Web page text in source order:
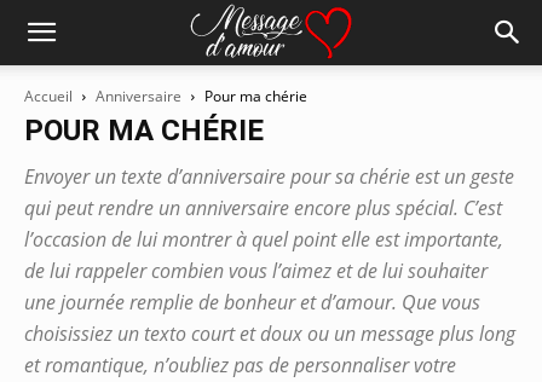
Accueil Anniversaire Pour ma chérie
POUR MA CHÉRIE
Envoyer un texte d’anniversaire pour sa chérie est un geste
qui peut rendre un anniversaire encore plus spécial. C’est
l’occasion de lui montrer à quel point elle est importante,
de lui rappeler combien vous l’aimez et de lui souhaiter
une journée remplie de bonheur et d’amour. Que vous
choisissiez un texto court et doux ou un message plus long
et romantique, n’oubliez pas de personnaliser votre